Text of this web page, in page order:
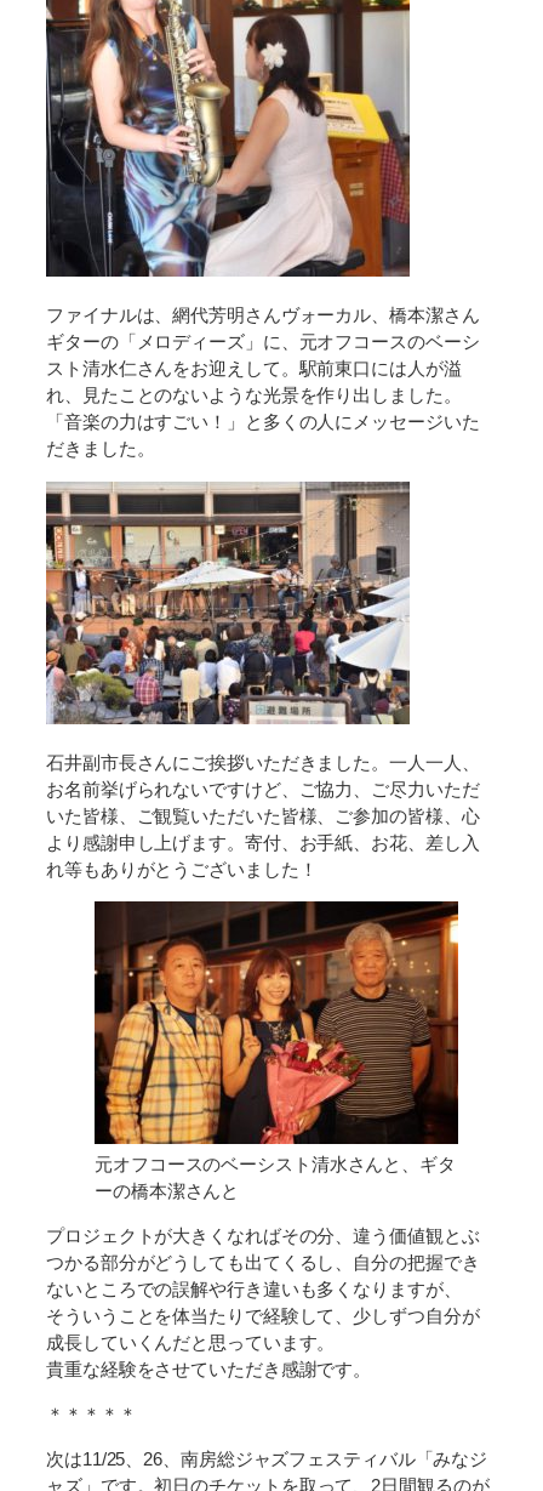
ファイナルは、網代芳明さんヴォーカル、橋本潔さん
ギターの「メロディーズ」に、元オフコースのベーシ
スト清水仁さんをお迎えして。駅前東口には人が溢
れ、見たことのないような光景を作り出しました。
「音楽の力はすごい！」と多くの人にメッセージいた
だきました。
石井副市長さんにご挨拶いただきました。一人一人、
お名前挙げられないですけど、ご協力、ご尽力いただ
いた皆様、ご観覧いただいた皆様、ご参加の皆様、心
より感謝申し上げます。寄付、お手紙、お花、差し入
れ等もありがとうございました ！
元オフコースのベーシスト清水さんと、ギタ
ーの橋本潔さんと
プロジェクトが大きくなればその分、違う価値観とぶ
つかる部分がどうしても出てくるし、自分の把握でき
ないところでの誤解や行き違いも多くなりますが、
そういうことを体当たりで経験して、少しずつ自分が
成長していくんだと思っています。
貴重な経験をさせていただき感謝です。
＊＊＊＊＊
次は11/25、26、南房総ジャズフェスティバル「みなジ
ャズ」です。初日のチケットを取って、2日間観るのが